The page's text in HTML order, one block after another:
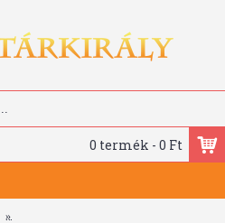
0 termék - 0 Ft